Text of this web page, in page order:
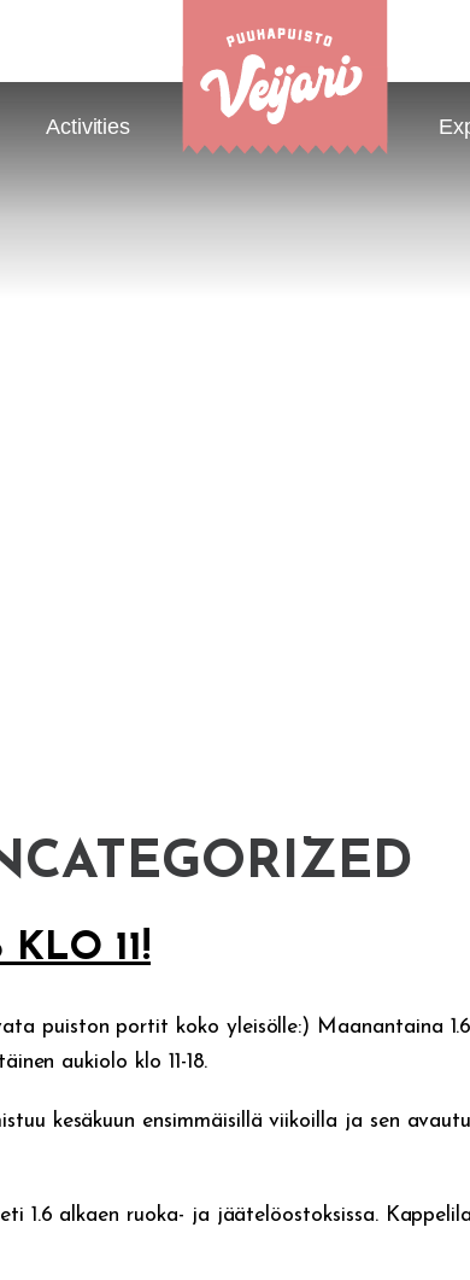
Activities
11!
puiston portit koko yleisölle:) Maanantaina
aukiolo klo 11-18.
kesäkuun ensimmäisillä viikoilla ja sen
1.6 alkaen ruoka- ja jäätelöostoksissa.